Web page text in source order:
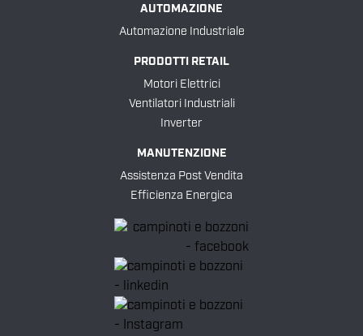
AUTOMAZIONE
Automazione Industriale
PRODOTTI RETAIL
Motori Elettrici
Ventilatori Industriali
Inverter
MANUTENZIONE
Assistenza Post Vendita
Efficienza Energica